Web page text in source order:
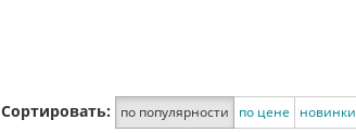
Сортировать: по популярности по цене новинки